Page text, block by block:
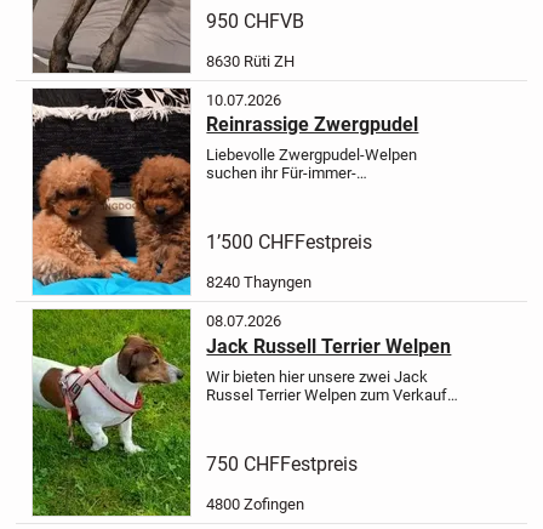
Gesundheit einwandfrei, sucht ein
schönes für immer Zuhause. Cerbi
950 CHFVB
8630 Rüti ZH
10.07.2026
Reinrassige Zwergpudel
Liebevolle Zwergpudel-Welpen
suchen ihr Für-immer-
liebevoll aufgewachsen, bestens
1’500 CHFFestpreis
8240 Thayngen
08.07.2026
Jack Russell Terrier Welpen
Wir bieten hier unsere zwei Jack
Russel Terrier Welpen zum Verkauf
übriggeblieben!!Der Welpe ist...
750 CHFFestpreis
4800 Zofingen